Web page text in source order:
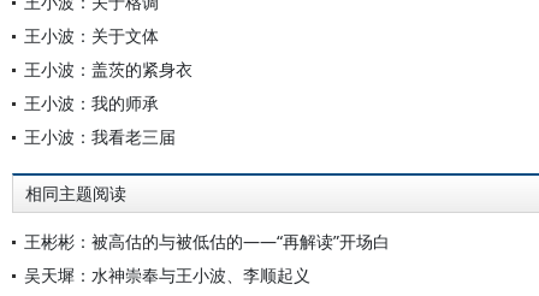
王小波：关于文体
王小波：盖茨的紧身衣
王小波：我的师承
王小波：我看老三届
相同主题阅读
王彬彬：被高估的与被低估的——“再解读”开场白
吴天墀：水神崇奉与王小波、李顺起义